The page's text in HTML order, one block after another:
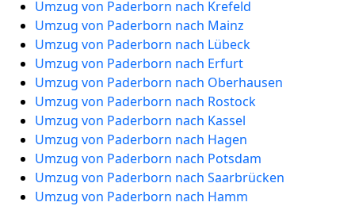
Umzug von Paderborn nach Krefeld
Umzug von Paderborn nach Mainz
Umzug von Paderborn nach Lübeck
Umzug von Paderborn nach Erfurt
Umzug von Paderborn nach Oberhausen
Umzug von Paderborn nach Rostock
Umzug von Paderborn nach Kassel
Umzug von Paderborn nach Hagen
Umzug von Paderborn nach Potsdam
Umzug von Paderborn nach Saarbrücken
Umzug von Paderborn nach Hamm